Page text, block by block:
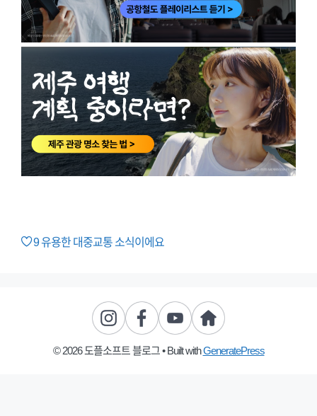
9유용한 대중교통 소식이에요
© 2026 도플소프트 블로그• Built withGeneratePress